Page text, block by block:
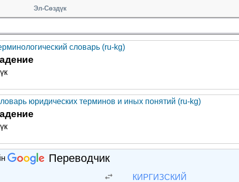
Эл-Сөздүк
словарь (ru-kg)
юридических терминов и иных понятий (ru-kg)
Переводчик
КИРГИЗСКИЙ